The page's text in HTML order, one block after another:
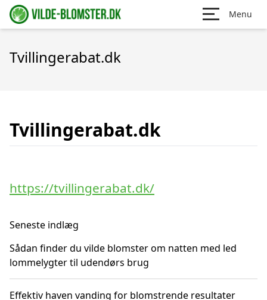
Menu
Tvillingerabat.dk
Tvillingerabat.dk
https://tvillingerabat.dk/
Seneste indlæg
Sådan finder du vilde blomster om natten med led
lommelygter til udendørs brug
Effektiv haven vanding for blomstrende resultater